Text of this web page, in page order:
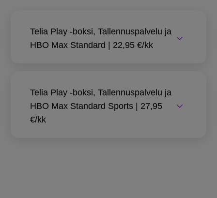
Telia Play -boksi, Tallennuspalvelu ja
HBO Max Standard | 22,95 €/kk
Telia Play -boksi, Tallennuspalvelu ja
HBO Max Standard Sports | 27,95
€/kk